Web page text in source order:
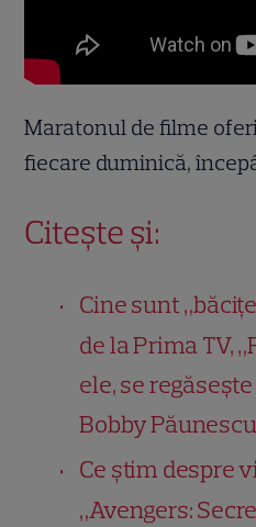
Maratonul de filme
fiecare duminică,
Citește și:
Cine sunt
de la Prima TV,
ele, se
Bobby Păunescu
Ce știm despre
„Avengers: